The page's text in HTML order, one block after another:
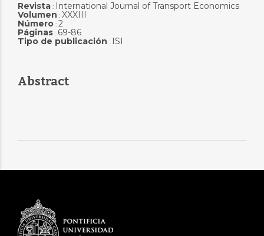
Revista: International Journal of Transport Economics
Volumen : XXXIII
Número: 2
Páginas: 69-86
Tipo de publicación : ISI
Abstract